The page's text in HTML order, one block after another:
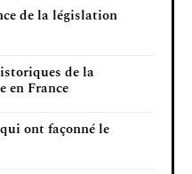
de la législation
de la
en France
ont façonné le